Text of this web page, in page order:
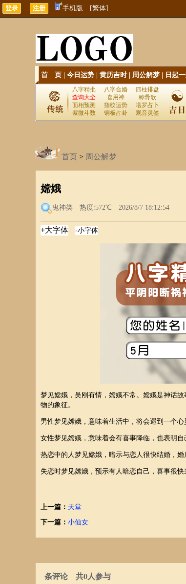
手机版 [繁体]
首 页 今日运势 黄历吉时| 周公解梦 日起
八字精批 八字合婚
四柱排盘
查询大全
喜用神
称骨歌
面相预测
指纹运势
塔罗占卜
紫微斗数
铜板占卦 观音灵签
首页 > 周公解梦
嫦娥
鬼神类 热度:572℃ 2026/8/7 18:12:54
梦见嫦娥，吴刚有情，嫦娥不常。嫦娥是神话
物的象征。
男性梦见嫦娥，意味着生活中，将会遇到一个心
女性梦见嫦娥，意味着会有喜事降临，也表明自
热恋中的人梦见嫦娥，暗示与恋人很快结婚，婚
失恋时梦见嫦娥，预示有人暗恋自己，喜事很快
上一篇： 天堂
下一篇： 小仙女